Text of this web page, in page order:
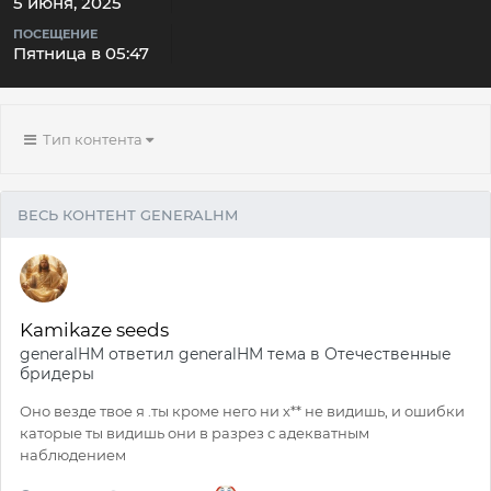
ПОСЕЩЕНИЕ
Пятница в 05:47
Тип контента
ВЕСЬ КОНТЕНТ GENERALHM
Kamikaze seeds
generalHM ответил generalHM тема в Отечественные
бридеры
Оно везде твое я .ты кроме него ни х** не видишь, и ошибки
каторые ты видишь они в разрез с адекватным
наблюдением